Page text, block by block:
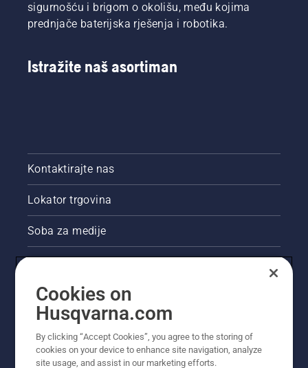
sigurnošću i brigom o okolišu, među kojima
prednjače baterijska rješenja i robotika.
Istražite naš asortiman
Kontaktirajte nas
Lokator trgovina
Soba za medije
Pravne informacije o proizvodu
Cookies on
Husqvarna.com
By clicking “Accept Cookies”, you agree to the storing of
cookies on your device to enhance site navigation, analyze
site usage, and assist in our marketing efforts.